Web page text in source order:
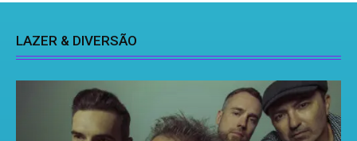
LAZER & DIVERSÃO